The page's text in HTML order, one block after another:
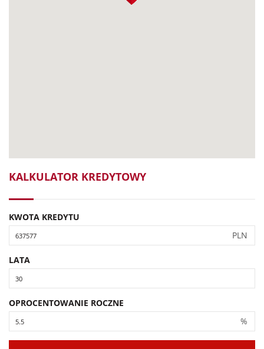
KALKULATOR KREDYTOWY
KWOTA KREDYTU
PLN
LATA
OPROCENTOWANIE ROCZNE
%